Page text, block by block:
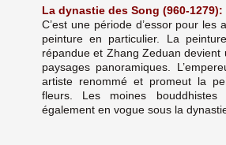
La dynastie des Song (960-1279):
C’est une période d’essor pour
peinture en particulier. La
répandue et Zhang Zeduan
paysages panoramiques.
artiste renommé et promeut la
fleurs. Les moines
également en vogue sous la